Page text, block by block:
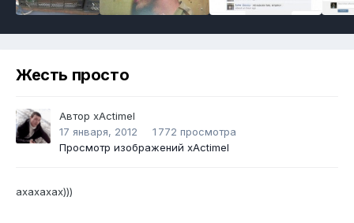
Жесть просто
Автор xActimel
17 января, 2012
1 772 просмотра
Просмотр изображений xActimel
ахахахах)))